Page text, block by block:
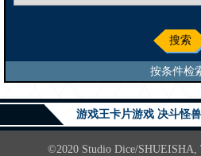
搜索
按条件检
游戏王卡片游戏 决斗怪
©2020 Studio Dice/